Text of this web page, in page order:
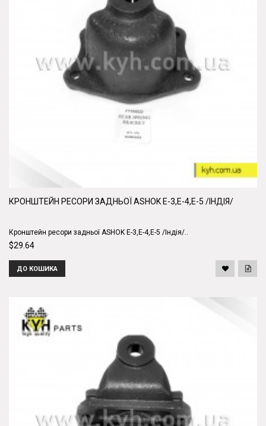
КРОНШТЕЙН РЕСОРИ ЗАДНЬОЇ ASHOK E-3,E-4,E-5 /ІНДІЯ/
Кронштейн ресори задньої ASHOK E-3,E-4,E-5 /Індія/..
$29.64
ДО КОШИКА